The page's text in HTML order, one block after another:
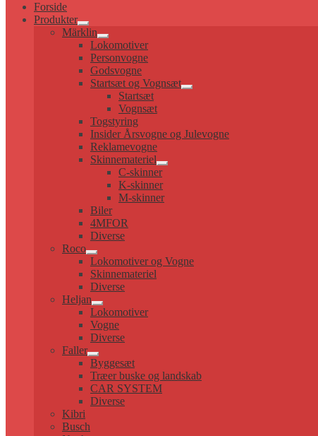
Forside
Produkter
Udfold
undermenu
Märklin
Udfold
undermenu
Lokomotiver
Personvogne
Godsvogne
Startsæt og Vognsæt
Udfold
Startsæt
Vognsæt
Togstyring
Insider Årsvogne og Julevogne
Reklamevogne
Skinnemateriel
Udfold
undermenu
C-skinner
K-skinner
M-skinner
Biler
4MFOR
Diverse
Roco
Udfold
undermenu
Lokomotiver og Vogne
Skinnemateriel
Diverse
Heljan
Udfold
undermenu
Lokomotiver
Vogne
Diverse
Faller
Udfold
undermenu
Byggesæt
Træer buske og landskab
CAR SYSTEM
Diverse
Kibri
Busch